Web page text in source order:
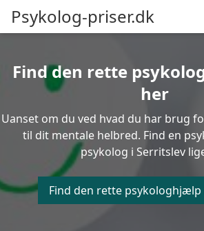
Psykolog-priser.dk
Find den rette
her
Uanset om du ved hvad du har brug
til dit mentale helbred. Find en
psykolog i Serritslev
Find den rette